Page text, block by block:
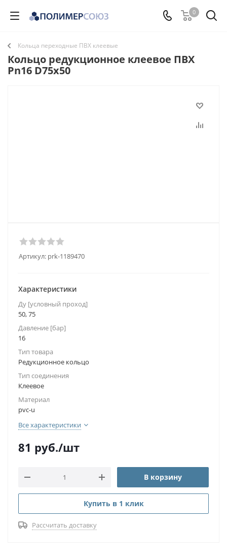
0
Кольца переходные ПВХ клеевые
Кольцо редукционное клеевое ПВХ
Pn16 D75x50
Артикул: prk-1189470
Характеристики
Ду [условный проход]
50, 75
Давление [бар]
16
Тип товара
Редукционное кольцо
Тип соединения
Клеевое
Материал
pvc-u
Все характеристики
81 руб./шт
В корзину
Купить в 1 клик
Рассчитать доставку